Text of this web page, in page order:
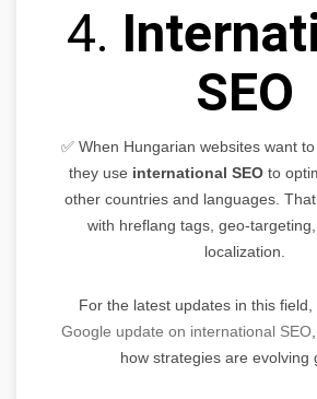
4.
SEO
✅ When Hungarian websites want
they use international SEOto
other countries and languages.
with hreflang tags, geo-
localization.
For the latest updates in this
Google update on international SEO
how strategies are evolving